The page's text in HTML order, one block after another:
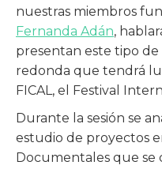
nuestras miembros
Fernanda Adán,
presentan este tipo
redonda que tendrá
FICAL, el Festival
Durante la sesión se
estudio de proyectos
Documentales que